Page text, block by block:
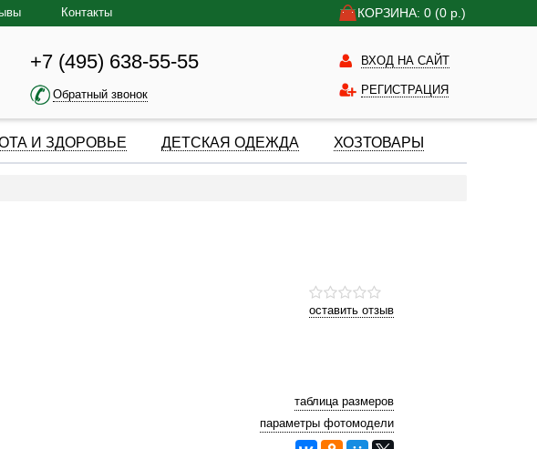
КОРЗИНА: 0 (0 р.)
Контакты
+7 (495) 638-55-55
Обратный звонок
ВХОД НА САЙТ
РЕГИСТРАЦИЯ
И ЗДОРОВЬЕ ДЕТСКАЯ ОДЕЖДА ХОЗТОВАРЫ
оставить отзыв
таблица размеров
параметры фотомодели